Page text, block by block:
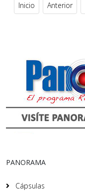
Inicio Anterior
PANORAMA
Cápsulas